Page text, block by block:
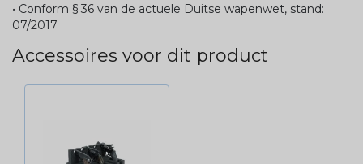
• Conform § 36 van de actuele Duitse wapenwet, stand:
07/2017
Accessoires voor dit product